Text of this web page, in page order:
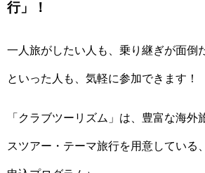
行」！
一人旅がしたい人も、乗り継ぎが面倒
といった人も、気軽に参加できます！
「クラブツーリズム」は、豊富な海外
スツアー・テーマ旅行を用意している